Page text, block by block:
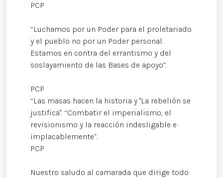
PCP
“Luchamos por un Poder para el proletariado
y el pueblo no por un Poder personal.
Estamos en contra del errantismo y del
soslayamiento de las Bases de apoyo”.
PCP
“Las masas hacen la historia y "La rebelión se
justifica". “Combatir el imperialismo, el
revisionismo y la reacción indesligable e
implacablemente”.
PCP
Nuestro saludo al camarada que dirige todo